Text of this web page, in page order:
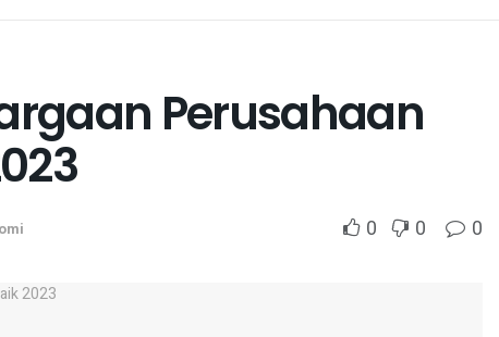
Perusahaan
0 0 0